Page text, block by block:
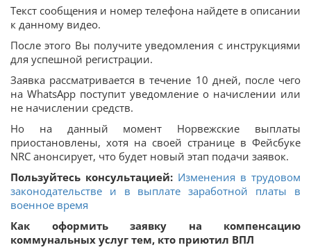
Текст сообщения и номер телефона найдете в описании
к данному видео.
После этого Вы получите уведомления с инструкциями
для успешной регистрации.
Заявка рассматривается в течение 10 дней, после чего
на WhatsApp поступит уведомление о начислении или
не начислении средств.
Но на данный момент Норвежские выплаты
приостановлены, хотя на своей странице в Фейсбуке
NRC анонсирует, что будет новый этап подачи заявок.
Пользуйтесь консультацией: Изменения в трудовом
законодательстве и в выплате заработной платы в
военное время
Как оформить заявку на компенсацию
коммунальных услуг тем, кто приютил ВПЛ